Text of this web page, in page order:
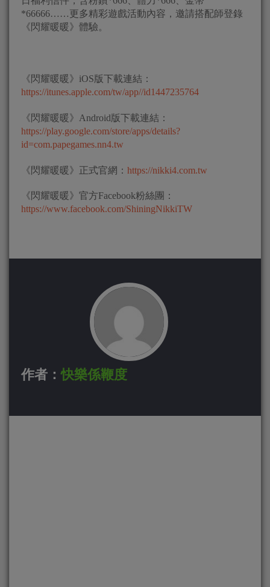
*66666……更多精彩遊戲活動內容，邀請搭配師登錄
《閃耀暖暖》體驗。
《閃耀暖暖》iOS版下載連結：
https://itunes.apple.com/tw/app//id1447235764
《閃耀暖暖》Android版下載連結：
https://play.google.com/store/apps/details?
id=com.papegames.nn4.tw
《閃耀暖暖》正式官網： https://nikki4.com.tw
《閃耀暖暖》官方Facebook粉絲團：
https://www.facebook.com/ShiningNikkiTW
作者：快樂係鞭度